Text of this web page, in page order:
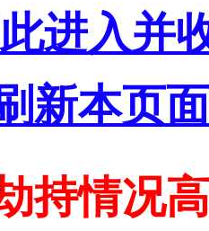
进入并
新本页
持情况